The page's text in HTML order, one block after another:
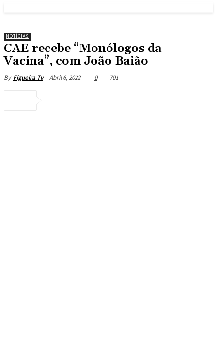
NOTÍCIAS
CAE recebe “Monólogos da
Vacina”, com João Baião
By Figueira Tv Abril 6, 2022 0 701